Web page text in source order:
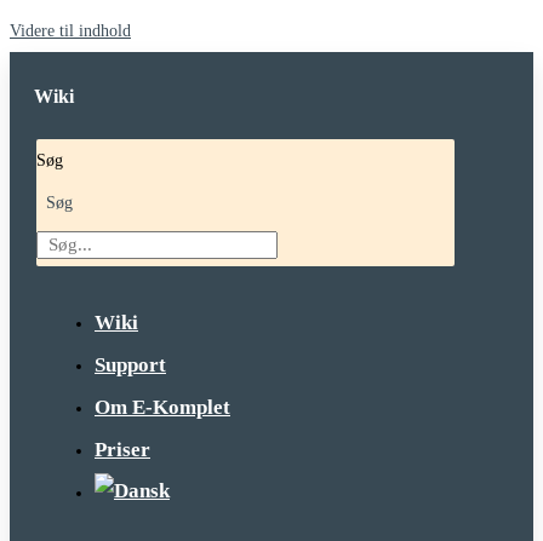
Videre til indhold
Wiki
Søg
Søg
Wiki
Support
Om E-Komplet
Priser